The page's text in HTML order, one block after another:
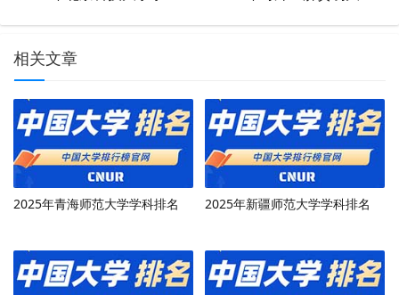
相关文章
2025年青海师范大学学科排名 2025年新疆师范大学学科排名